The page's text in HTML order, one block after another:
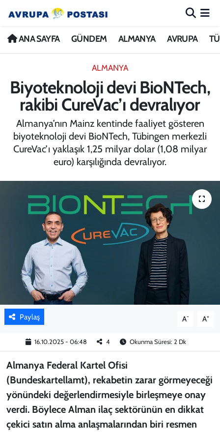
ANA SAYFA GÜNDEM ALMANYA AVRUPA
ALMANYA
Biyoteknoloji devi BioNTech,
rakibi CureVac’ı devralıyor
Almanya’nın Mainz kentinde faaliyet gösteren
biyoteknoloji devi BioNTech, Tübingen merkezli
CureVac’ı yaklaşık 1,25 milyar dolar (1,08 milyar
euro) karşılığında devralıyor.
Paylaş A- A+
16.10.2025 - 06:48 4 Okunma Süresi: 2 Dk
Almanya Federal Kartel Ofisi
(Bundeskartellamt), rekabetin zarar görmeyeceği
yönündeki değerlendirmesiyle birleşmeye onay
verdi. Böylece Alman ilaç sektörünün en dikkat
çekici satın alma anlaşmalarından biri resmen
ANA SAYFA
ALMANYA
AVRUPA
TÜRKİYE
DÜNYA
SPOR
KADIN
YAZARLAR
Nöbetçi Eczaneler
İstanbul Namaz Vakitleri
Trafik Durumu
Avrupa Ligi Puan Durumu ve Fikstür
Tüm Manşetler
Haber Arşivi